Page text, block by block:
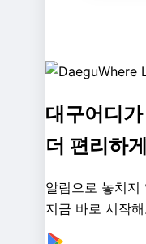
대구어디
더 편리하게
알림으로 놓치지
지금 바로 시작